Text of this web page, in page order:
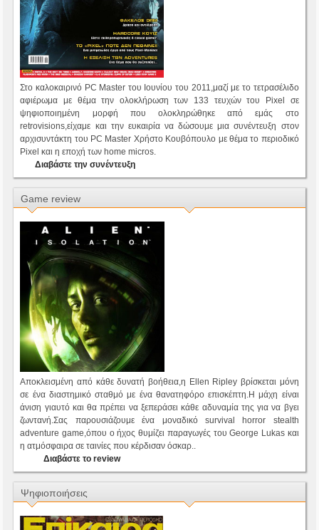
Στο καλοκαιρινό PC Master του Ιουνίου του 2011,μαζί με το τετρασέλιδο
αφιέρωμα με θέμα την ολοκλήρωση των 133 τευχών του Pixel σε
ψηφιοποιημένη μορφή που ολοκληρώθηκε από εμάς στο
retrovisions,είχαμε και την ευκαιρία να δώσουμε μια συνέντευξη στον
αρχισυντάκτη του PC Master Χρήστο Κουβόπουλο με θέμα το περιοδικό
Pixel και η εποχή των home micros.
Διαβάστε την συνέντευξη
Game review
Αποκλεισμένη από κάθε δυνατή βοήθεια,η Ellen Ripley βρίσκεται μόνη
σε ένα διαστημικό σταθμό με ένα θανατηφόρο επισκέπτη.Η μάχη είναι
άνιση γιαυτό και θα πρέπει να ξεπεράσει κάθε αδυναμία της για να βγει
ζωντανή.Σας παρουσιάζουμε ένα μοναδικό survival horror stealth
adventure game,όπου ο ήχος θυμίζει παραγωγές του George Lukas και
η ατμόσφαιρα σε ταινίες που κέρδισαν όσκαρ..
Διαβάστε το review
Ψηφιοποιήσεις